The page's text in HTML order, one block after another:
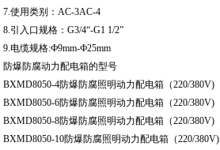
7.使用类别：AC-3AC-4
8.引入口规格：G3/4“-G1 1/2”
9.电缆规格:Ф9mm-Ф25mm
防爆防腐动力配电箱的型号
BXMD8050-4防爆防腐照明动力配电箱（220/380V)
BXMD8050-6防爆防腐照明动力配电箱（220/380V)
BXMD8050-8防爆防腐照明动力配电箱（220/380V)
BXMD8050-10防爆防腐照明动力配电箱（220/380V)